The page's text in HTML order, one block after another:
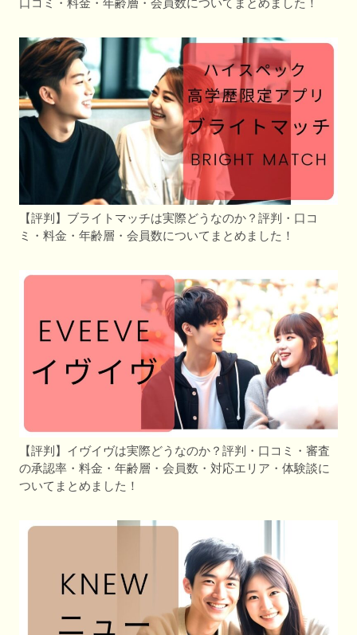
【評判】ブライトマッチは実際どうなのか？評判・口コ
ミ・料金・年齢層・会員数についてまとめました！
【評判】イヴイヴは実際どうなのか？評判・口コミ・審査
の承認率・料金・年齢層・会員数・対応エリア・体験談に
ついてまとめました！